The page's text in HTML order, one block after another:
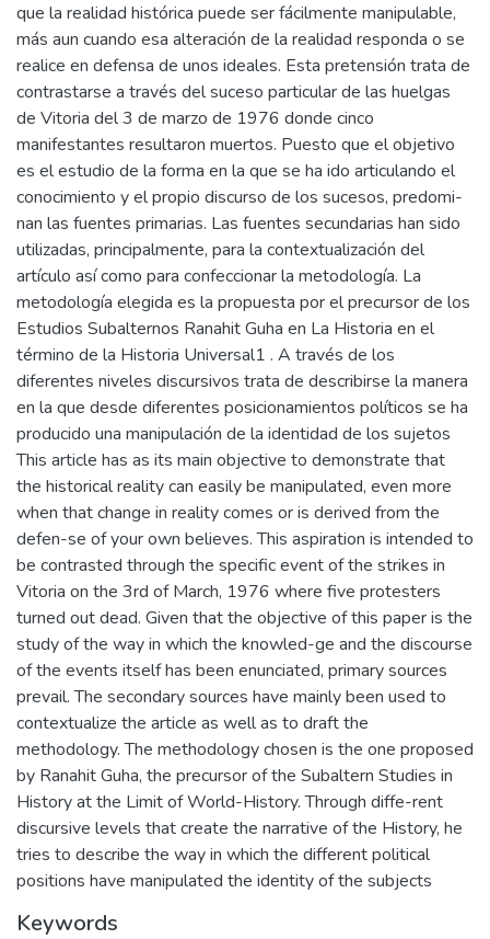
que la realidad histórica puede ser fácilmente manipulable,
más aun cuando esa alteración de la realidad res­ponda o se
realice en defensa de unos ideales. Esta pretensión trata de
contrastarse a tra­vés del suceso particular de las huelgas
de Vitoria del 3 de marzo de 1976 donde cinco
manifestantes resultaron muertos. Puesto que el objetivo
es el estudio de la forma en la que se ha ido articulando el
conocimiento y el propio discurso de los sucesos, predomi­
nan las fuentes primarias. Las fuentes secundarias han sido
utilizadas, principalmente, para la contextualización del
artículo así como para confeccionar la metodología. La
metodología elegida es la propuesta por el precursor de los
Estudios Subalternos Rana­hit Guha en La Historia en el
término de la Historia Universal1 . A través de los
diferentes niveles discursivos trata de describirse la manera
en la que desde diferentes posiciona­mientos políticos se ha
producido una manipulación de la identidad de los sujetos
This article has as its main objective to demonstrate that
the historical reality can easily be manipulated, even more
when that change in reality comes or is derived from the
defen-se of your own believes. This aspiration is intended to
be contrasted through the specific event of the strikes in
Vitoria on the 3rd of March, 1976 where five protesters
turned out dead. Given that the objective of this paper is the
study of the way in which the knowled-ge and the discourse
of the events itself has been enunciated, primary sources
prevail. The secondary sources have mainly been used to
contextualize the article as well as to draft the
methodology. The methodology chosen is the one proposed
by Ranahit Guha, the precursor of the Subaltern Studies in
History at the Limit of World-History. Through diffe-rent
discursive levels that create the narrative of the History, he
tries to describe the way in which the different political
positions have manipulated the identity of the subjects
Keywords